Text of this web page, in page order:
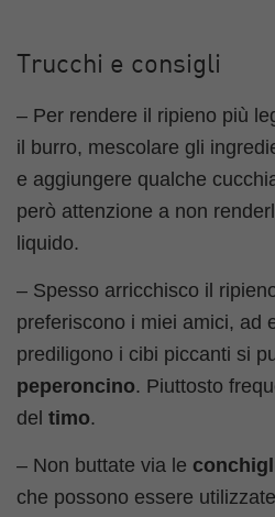
Trucchi e consigli
– Per rendere il ripieno più
il burro, mescolare gli
e aggiungere qualche
però attenzione a non
liquido.
– Spesso arricchisco il
preferiscono i miei amici, ad
prediligono i cibi piccanti si
peperoncino. Piuttosto
del timo.
– Non buttate via le
che possono essere